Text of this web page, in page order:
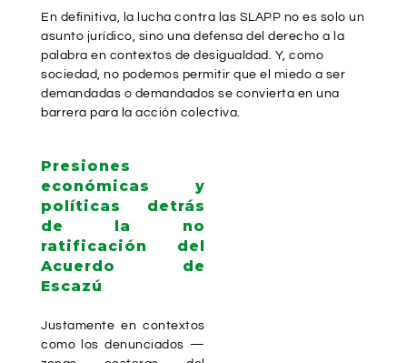
En definitiva, la lucha contra las SLAPP no es solo un
asunto jurídico, sino una defensa del derecho a la
palabra en contextos de desigualdad. Y, como
sociedad, no podemos permitir que el miedo a ser
demandadas o demandados se convierta en una
barrera para la acción colectiva.
Presiones
económicas y
políticas detrás
de la no
ratificación del
Acuerdo de
Escazú
Justamente en contextos
como los denunciados —